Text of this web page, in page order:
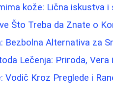
kože: Lična iskustva i
Što Treba da Znate o
Bezbolna Alternativa za
Lečenja: Priroda, Vera
Vodič Kroz Preglede i